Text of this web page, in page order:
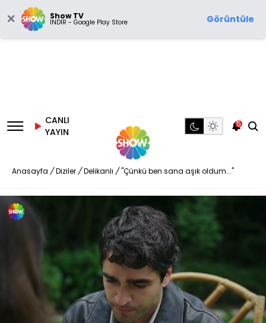
Show TV
İNDİR - Google Play Store Görüntüle
CANLI
YAYIN
5
Anasayfa / Diziler / Delikanlı / "Çünkü ben sana aşık oldum..."
Yüklendi: